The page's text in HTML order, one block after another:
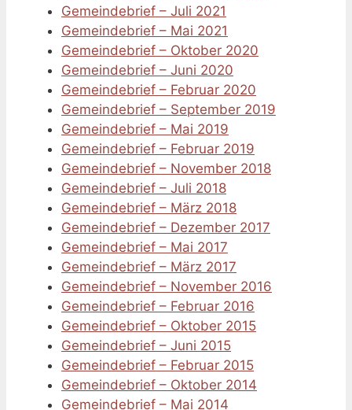
Gemeindebrief – Juli 2021
Gemeindebrief – Mai 2021
Gemeindebrief – Oktober 2020
Gemeindebrief – Juni 2020
Gemeindebrief – Februar 2020
Gemeindebrief – September 2019
Gemeindebrief – Mai 2019
Gemeindebrief – Februar 2019
Gemeindebrief – November 2018
Gemeindebrief – Juli 2018
Gemeindebrief – März 2018
Gemeindebrief – Dezember 2017
Gemeindebrief – Mai 2017
Gemeindebrief – März 2017
Gemeindebrief – November 2016
Gemeindebrief – Februar 2016
Gemeindebrief – Oktober 2015
Gemeindebrief – Juni 2015
Gemeindebrief – Februar 2015
Gemeindebrief – Oktober 2014
Gemeindebrief – Mai 2014